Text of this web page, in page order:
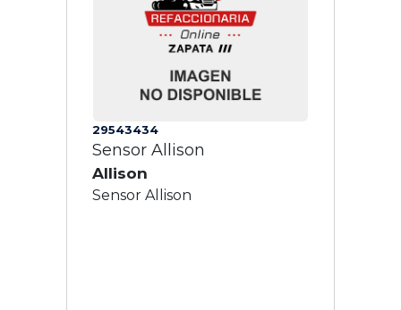
29543434
Sensor Allison
Allison
Sensor Allison